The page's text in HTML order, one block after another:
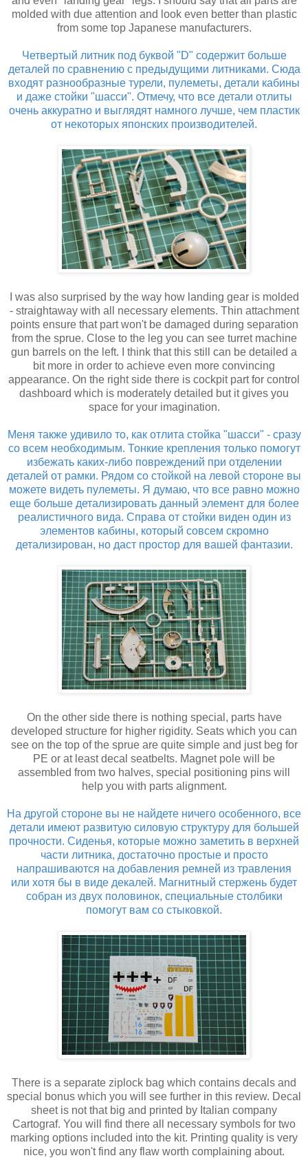
molded with due attention and look even better than plastic
from some top Japanese manufacturers.
Четвертый литник под буквой "D" содержит больше
деталей по сравнению с предыдущими литниками. Сюда
входят разнообразные турели, пулеметы, детали кабины
и даже стойки "шасси". Отмечу, что все детали отлиты
очень аккуратно и выглядят намного лучше, чем пластик
от некоторых японских производителей.
I was also surprised by the way how landing gear is molded
- straightaway with all necessary elements. Thin attachment
points ensure that part won't be damaged during separation
from the sprue. Close to the leg you can see turret machine
gun barrels on the left. I think that this still can be detailed a
bit more in order to achieve even more convincing
appearance. On the right side there is cockpit part for control
dashboard which is moderately detailed but it gives you
space for your imagination.
Меня также удивило то, как отлита стойка "шасси" - сразу
со всем необходимым. Тонкие крепления только помогут
избежать каких-либо повреждений при отделении
деталей от рамки. Рядом со стойкой на левой стороне вы
можете видеть пулеметы. Я думаю, что все равно можно
еще больше детализировать данный элемент для более
реалистичного вида. Справа от стойки виден один из
элементов кабины, который совсем скромно
детализирован, но даст простор для вашей фантазии.
On the other side there is nothing special, parts have
developed structure for higher rigidity. Seats which you can
see on the top of the sprue are quite simple and just beg for
PE or at least decal seatbelts. Magnet pole will be
assembled from two halves, special positioning pins will
help you with parts alignment.
На другой стороне вы не найдете ничего особенного, все
детали имеют развитую силовую структуру для большей
прочности. Сиденья, которые можно заметить в верхней
части литника, достаточно простые и просто
напрашиваются на добавления ремней из травления
или хотя бы в виде декалей. Магнитный стержень будет
собран из двух половинок, специальные столбики
помогут вам со стыковкой.
There is a separate ziplock bag which contains decals and
special bonus which you will see further in this review. Decal
sheet is not that big and printed by Italian company
Cartograf. You will find there all necessary symbols for two
marking options included into the kit. Printing quality is very
nice, you won't find any flaw worth complaining about.